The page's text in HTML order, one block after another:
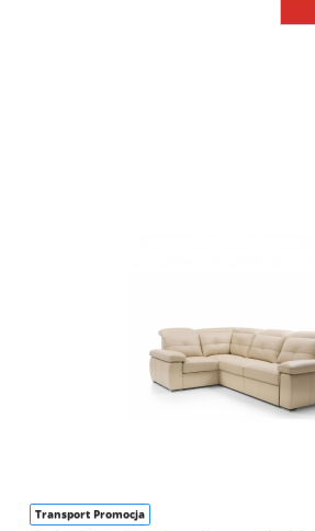
Transport Promocja